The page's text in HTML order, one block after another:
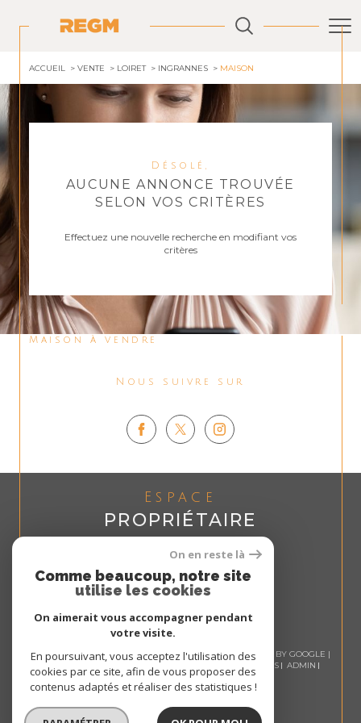
ACCUEIL VENTE LOIRET INGRANNES MAISON
Désolé,
AUCUNE ANNONCE TROUVÉE
SELON VOS CRITÈRES
Effectuez une nouvelle recherche en modifiant vos
critères
Maison à vendre
Nous suivre sur
Espace
PROPRIÉTAIRE
Se connecter
© 2026 | TOUS DROITS RÉSERVÉS | TRADUCTION POWERED BY GOOGLE |
NOS HONORAIRES
PLAN DU SITE MENTIONS LÉGALES
ADMIN
NOS LIENS
POLITIQUE RGPD COOKIES
On en reste là
Comme beaucoup, notre site
utilise les cookies
On aimerait vous accompagner pendant
votre visite.
En poursuivant, vous acceptez l'utilisation des
cookies par ce site, afin de vous proposer des
contenus adaptés et réaliser des statistiques !